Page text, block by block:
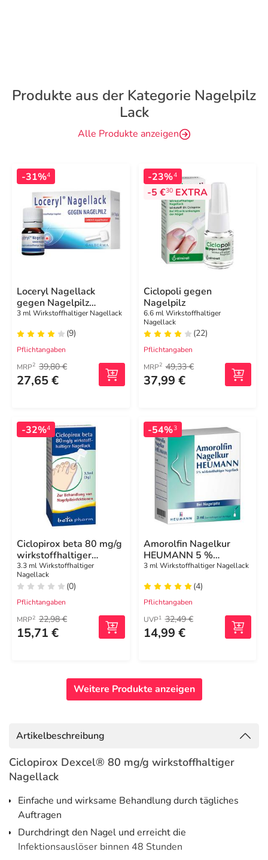
Produkte aus der Kategorie Nagelpilz
Lack
Alle Produkte anzeigen
-31%4
Loceryl Nagellack
gegen Nagelpilz
DIREKT-Applikator
3 ml Wirkstoffhaltiger Nagellack
(9)
Pflichtangaben
MRP2 39,80 €
27,65 €
-23%4
-5 €30 EXTRA
Ciclopoli gegen
Nagelpilz
6.6 ml Wirkstoffhaltiger
Nagellack
(22)
Pflichtangaben
MRP2 49,33 €
37,99 €
-32%4
Ciclopirox beta 80 mg/g
wirkstoffhaltiger
Nagellack
3.3 ml Wirkstoffhaltiger
Nagellack
(0)
Pflichtangaben
MRP2 22,98 €
15,71 €
-54%3
Amorolfin Nagelkur
HEUMANN 5 %
wirkstoffhaltiger
3 ml Wirkstoffhaltiger Nagellack
(4)
Pflichtangaben
UVP1 32,49 €
14,99 €
Weitere Produkte anzeigen
Artikelbeschreibung
Ciclopirox Dexcel® 80 mg/g wirkstoffhaltiger
Nagellack
Einfache und wirksame Behandlung durch tägliches
Auftragen
Durchdringt den Nagel und erreicht die
Infektionsauslöser binnen 48 Stunden